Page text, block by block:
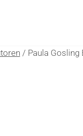
/ Paula Gosling